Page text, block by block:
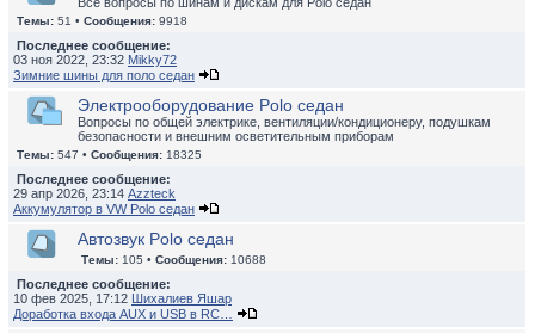
Темы: 51 • Сообщения: 9918
Последнее сообщение:
03 ноя 2022, 23:32 Mikky72
Зимние шины для поло седан
Электрооборудование Polo седан
Вопросы по общей электрике, вентиляции/кондиционеру, подушкам
безопасности и внешним осветительным приборам
Темы: 547 • Сообщения: 18325
Последнее сообщение:
29 апр 2026, 23:14 Azzteck
Аккумулятор в VW Polo седан
Автозвук Polo седан
Темы: 105 • Сообщения: 10688
Последнее сообщение:
10 фев 2025, 17:12 Шихалиев Яшар
Доработка входа AUX и USB в RC…